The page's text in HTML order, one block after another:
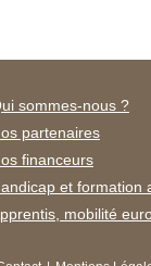
sommes-nous ?
partenaires
financeurs
et formation
mobilité